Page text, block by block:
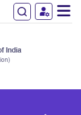
India